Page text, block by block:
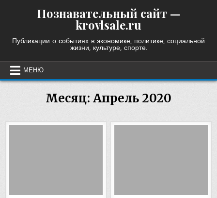
Познавательный сайт —
krovlsale.ru
Публикации о событиях в экономике, политике, социальной
жизни, культуре, спорте.
МЕНЮ
Месяц: Апрель 2020